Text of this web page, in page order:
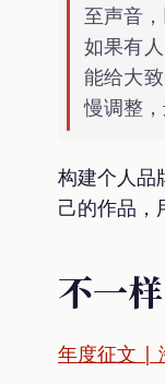
至声音
如果有
能给大
慢调整
构建个人品
己的作品，
不一
年度征文 |